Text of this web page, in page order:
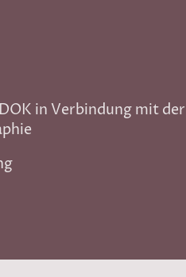
in Verbindung mit der